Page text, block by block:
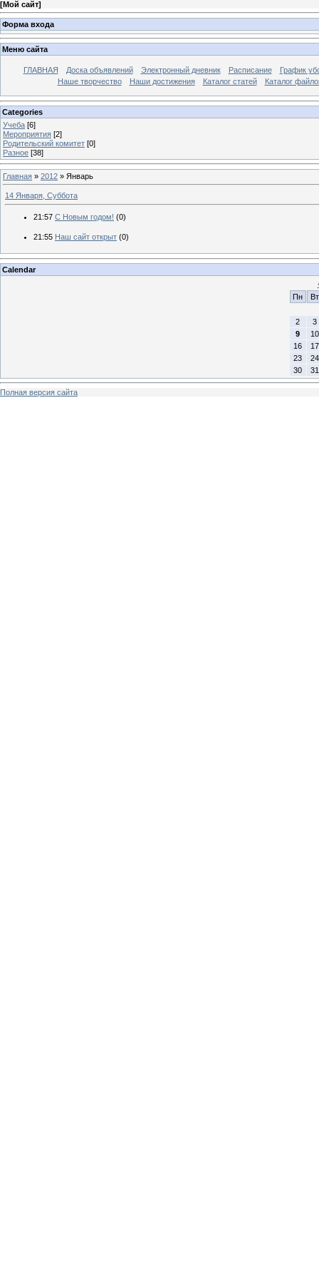
[Мой сайт]
Форма входа
Меню сайта
ГЛАВНАЯ Доска объявлений Электронный дневник Расписание
График
Наше творчество
Наши достижения Каталог статей Каталог
Categories
Учеба [6]
Мероприятия [2]
Родительский комитет [0]
Разное [38]
Главная » 2012 » Январь
14 Января, Суббота
21:57 С Новым годом! (0)
21:55 Наш сайт открыт (0)
Calendar
Пн
Вт
2
3
9
10
16
17
23
24
30
31
Полная версия сайта